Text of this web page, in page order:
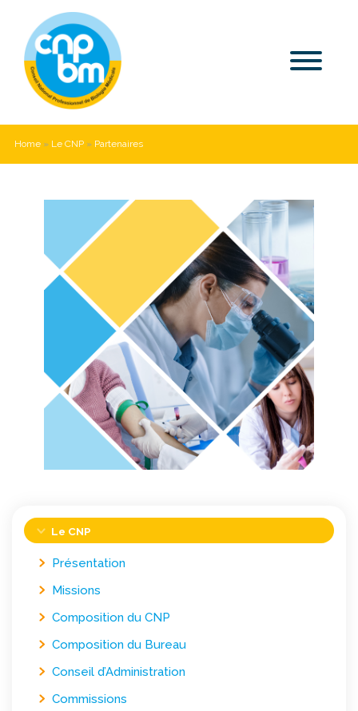
Home » Le CNP » Partenaires
Le CNP
Présentation
Missions
Composition du CNP
Composition du Bureau
Conseil d’Administration
Commissions